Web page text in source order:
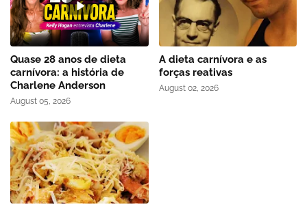
Quase 28 anos de dieta
carnívora: a história de
Charlene Anderson
August 05, 2026
A dieta carnívora e as
forças reativas
August 02, 2026